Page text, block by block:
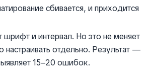
сбивается, и приходится
и интервал. Но это не меняет
отдельно. Результат —
15–20 ошибок.